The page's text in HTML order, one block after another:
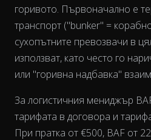
View as data table, Chart
горивото. Първоначално е
транспорт ("bunker" =
сухопътните превозвачи в
използват, като често го
или "горивна надбавка"
За логистичния мениджър
тарифата в договора и
При пратка от €500, BAF от